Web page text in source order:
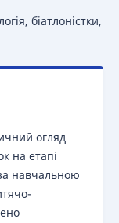
біатлоністки,
огляд
на етапі
за навчальною